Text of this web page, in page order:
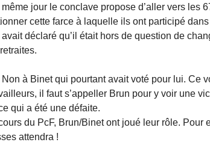
jour le conclave propose d’aller vers les
cette farce à laquelle ils ont participé
déclaré qu’il était hors de question de
à Binet qui pourtant avait voté pour lui. Ce
il faut s’appeller Brun pour y voir une
qui a été une défaite.
du PcF, Brun/Binet ont joué leur rôle. Pour
attendra !